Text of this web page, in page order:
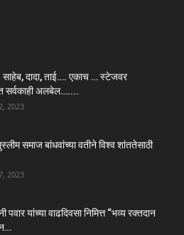
दादा, ताई…. एकाच … स्टेजवर
सर्वकाही अलबेल…....
2023
समाज बांधवांच्या वतीने विश्व शांततेसाठी
2023
पवार यांच्या वाढदिवसा निमित्त “भव्य रक्तदान